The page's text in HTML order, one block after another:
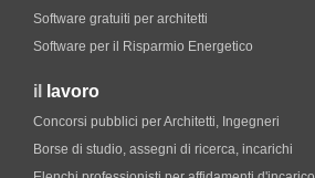
Software gratuiti per architetti
Software per il Risparmio Energetico
il lavoro
Concorsi pubblici per Architetti, Ingegneri
Borse di studio, assegni di ricerca, incarichi